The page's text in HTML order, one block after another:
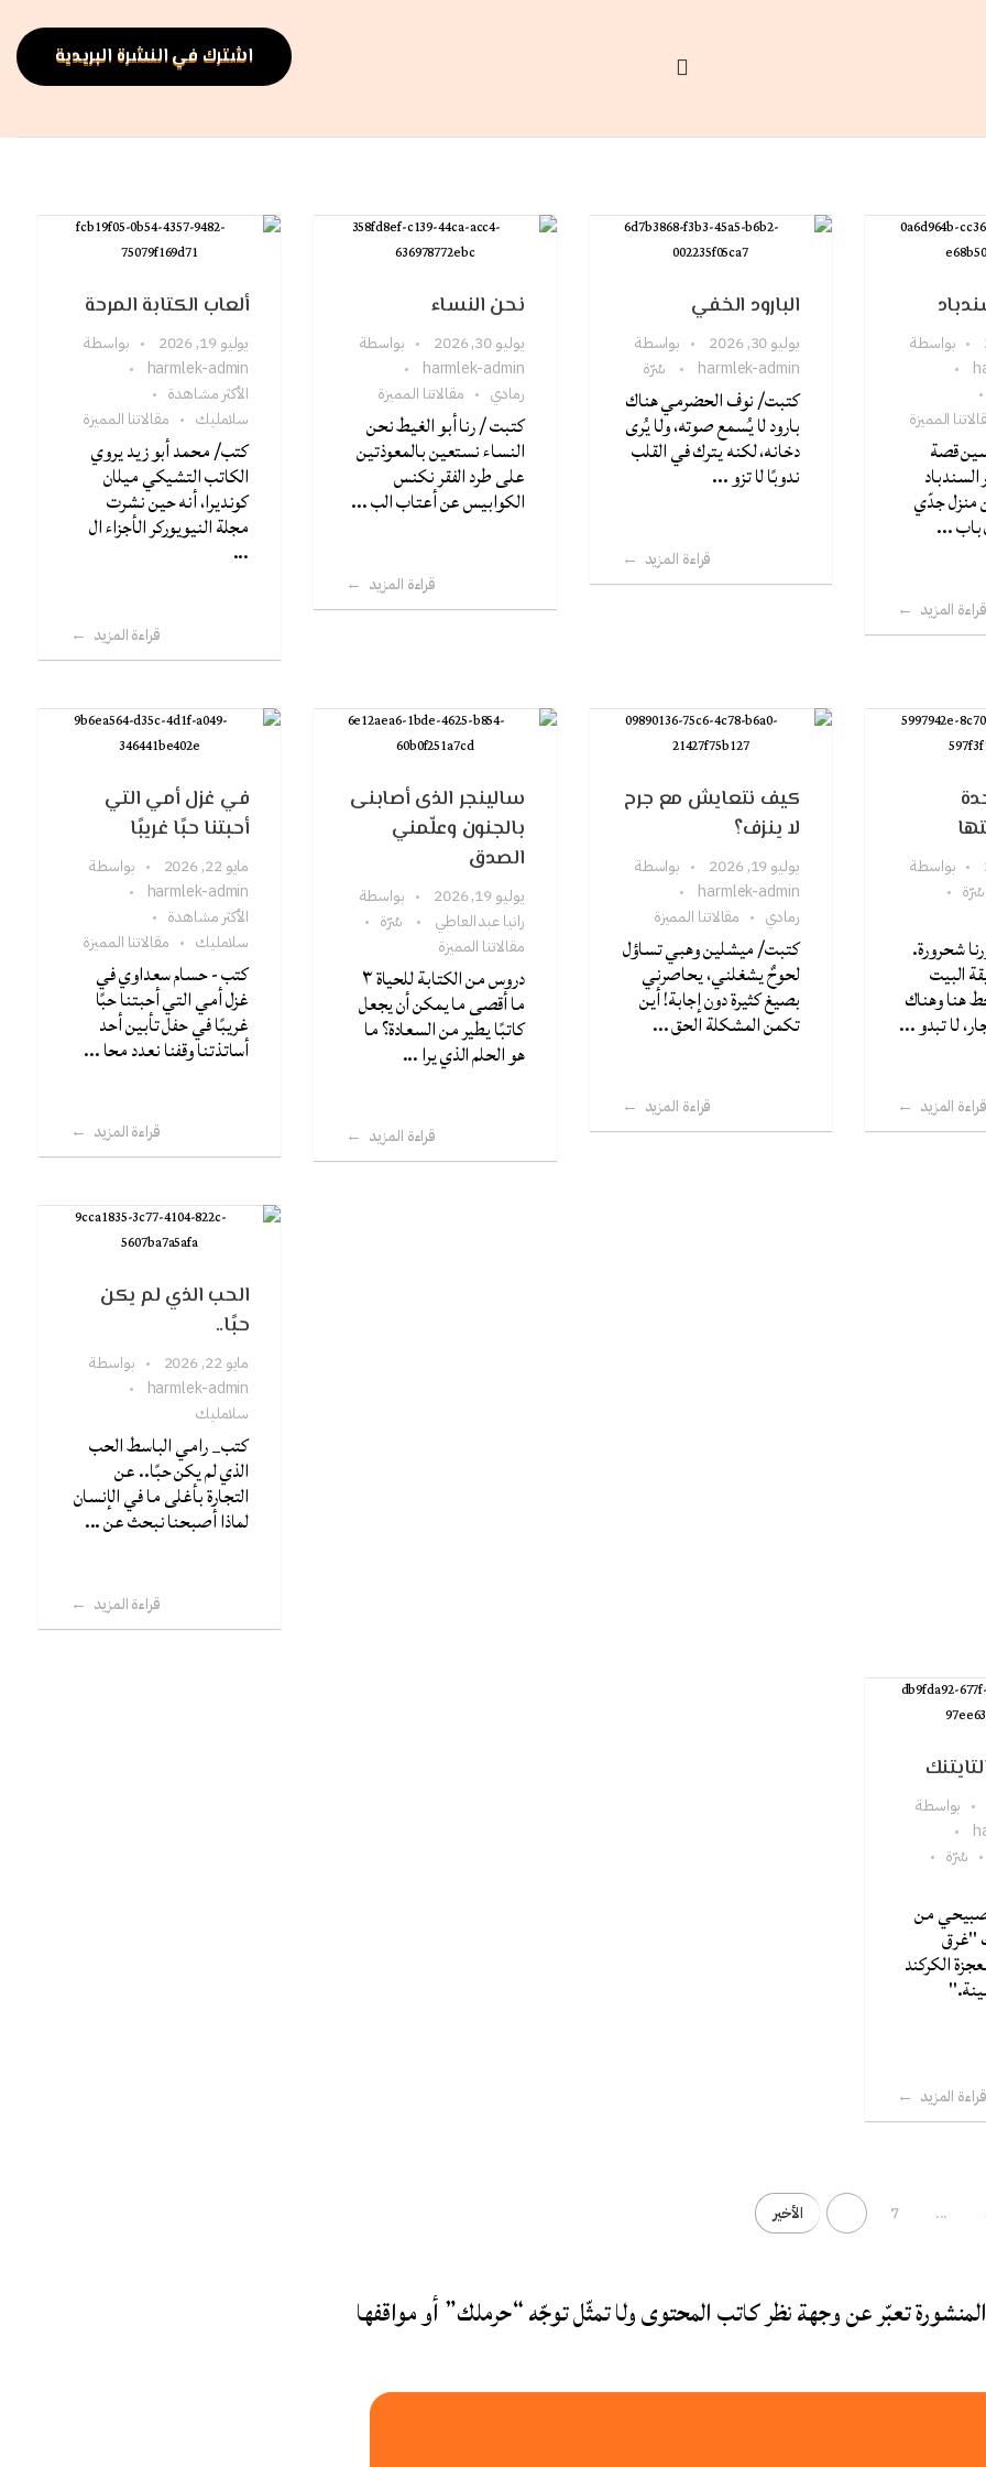
اشترك في النشرة البريدية
بواسطة
المميزة
قصة
منزل جدّي
باب ...
قراءة المزيد
البارود الخفي
يوليو 30, 2026
بواسطة
harmlek-admin
سُرّة
كتبت/ نوف الحضرمي هناك
بارود لا يُسمع صوته، ولا يُرى
دخانه، لكنه يترك في القلب
ندوبًا لا تزو ...
قراءة المزيد
نحن النساء
يوليو 30, 2026
بواسطة
harmlek-admin
رمادي
مقالاتنا المميزة
كتبت / رنا أبو الغيط نحن
النساء نستعين بالمعوذتين
على طرد الفقر نكنس
الكوابيس عن أعتاب الب ...
قراءة المزيد
ألعاب الكتابة المرحة
يوليو 19, 2026
بواسطة
harmlek-admin
الأكثر مشاهدة
سلامليك
مقالاتنا المميزة
كتب/ محمد أبو زيد يروي
الكاتب التشيكي ميلان
كونديرا، أنه حين نشرت
مجلة النيويوركر الأجزاء ال
...
قراءة المزيد
بواسطة
سُرّة
شحرورة.
البيت
هنا وهناك
لا تبدو ...
قراءة المزيد
كيف نتعايش مع جرح
لا ينزف؟
يوليو 19, 2026
بواسطة
harmlek-admin
رمادي
مقالاتنا المميزة
كتبت/ ميشلين وهبي تساؤل
لحوحٌ يشغلني، يحاصرني
بصيغ كثيرة دون إجابة! أين
تكمن المشكلة الحق ...
قراءة المزيد
سالينجر الذى أصابنى
بالجنون وعلّمني
الصدق
يوليو 19, 2026
بواسطة
رانيا عبد العاطي
سُرّة
مقالاتنا المميزة
دروس من الكتابة للحياة ٣
ما أقصى ما يمكن أن يجعل
كاتبًا يطير من السعادة؟ ما
هو الحلم الذي يرا ...
قراءة المزيد
في غزل أمي التي
أحبتنا حبًا غريبًا
مايو 22, 2026
بواسطة
harmlek-admin
الأكثر مشاهدة
سلامليك
مقالاتنا المميزة
كتب - حسام سعداوي في
غزل أمي التي أحبتنا حبًا
غريبًا في حفل تأبين أحد
أساتذتنا وقفنا نعدد محا ...
قراءة المزيد
الحب الذي لم يكن
حبًا..
مايو 22, 2026
بواسطة
harmlek-admin
سلامليك
كتب_ رامي الباسط الحب
الذي لم يكن حبًا.. عن
التجارة بأغلى ما في الإنسان
لماذا أصبحنا نبحث عن ...
قراءة المزيد
بواسطة
سُرّة
من
"غرق
الكركند
قراءة المزيد
...
7 الأخير
تعبّر عن وجهة نظر كاتب المحتوى ولا تمثّل توجّه “حرملك” أو مواقفها